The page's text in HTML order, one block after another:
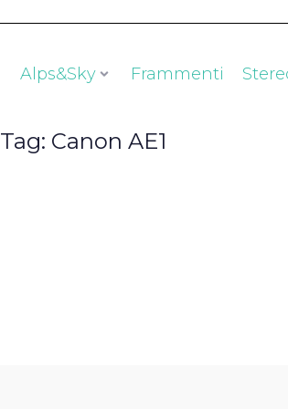
Alps&Sky Frammenti
Tag: Canon AE1